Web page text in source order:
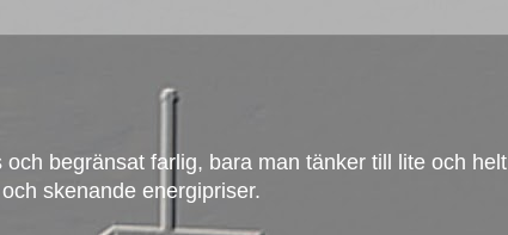
begränsat farlig, bara man tänker till lite och helt
skenande energipriser.